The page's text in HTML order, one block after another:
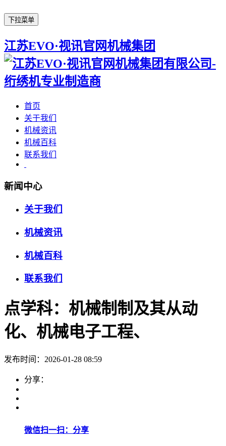
下拉菜单
江苏EVO·视讯官网机械集团
首页
关于我们
机械资讯
机械百科
联系我们
新闻中心
关于我们
机械资讯
机械百科
联系我们
点学科：机械制制及其从动
化、机械电子工程、
发布时间：2026-01-28 08:59
分享：
微信扫一扫：分享